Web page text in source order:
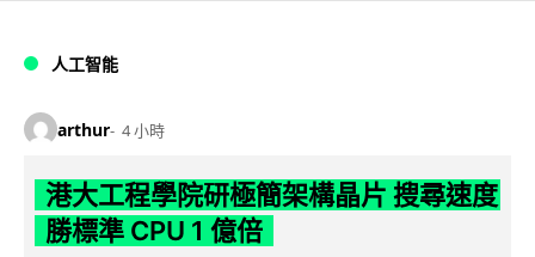
人工智能
arthur 4 小時
港大工程學院研極簡架構晶片 搜尋速度
勝標準 CPU 1 億倍